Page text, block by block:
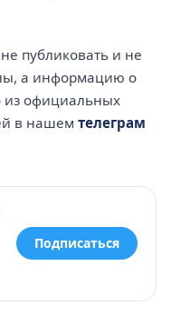
публиковать и не
а информацию о
из официальных
в нашем телеграм
Подписаться